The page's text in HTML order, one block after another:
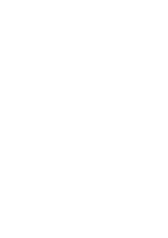
Преимущества